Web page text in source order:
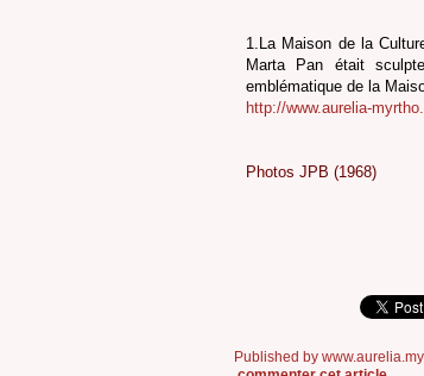
1.La Maison de la
Marta Pan était
emblématique de la
http://www.aurelia-
Photos JPB (1968)
Published by